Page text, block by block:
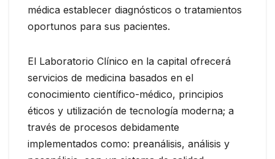
médica establecer diagnósticos o tratamientos
oportunos para sus pacientes.
El Laboratorio Clínico en la capital ofrecerá
servicios de medicina basados en el
conocimiento científico-médico, principios
éticos y utilización de tecnología moderna; a
través de procesos debidamente
implementados como: preanálisis, análisis y